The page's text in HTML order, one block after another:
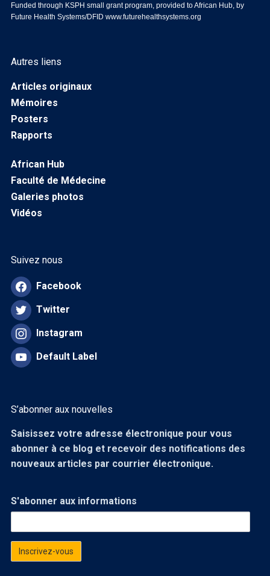
Funded through KSPH small grant program, provided to African Hub, by
Future Health Systems/DFID www.futurehealthsystems.org
Autres liens
Articles originaux
Mémoires
Posters
Rapports
African Hub
Faculté de Médecine
Galeries photos
Vidéos
Suivez nous
Facebook
Twitter
Instagram
Default Label
S’abonner aux nouvelles
Saisissez votre adresse électronique pour vous
abonner à ce blog et recevoir des notifications des
nouveaux articles par courrier électronique.
S'abonner aux informations